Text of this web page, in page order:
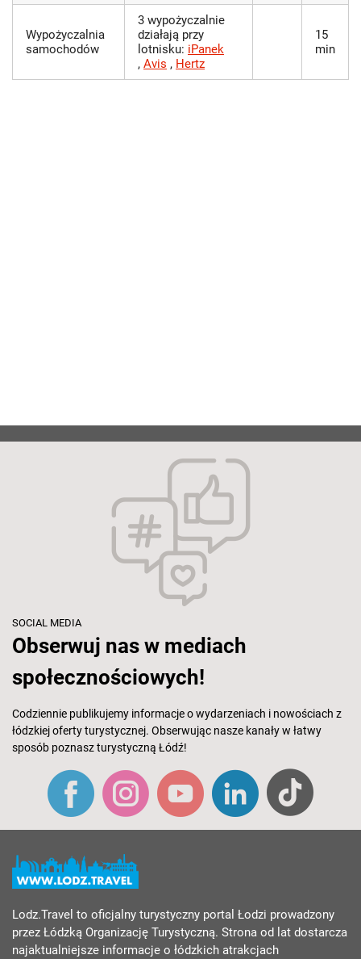
Wypożyczalnia
samochodów
3 wypożyczalnie
działają przy
lotnisku: iPanek
, Avis , Hertz
15
min
SOCIAL MEDIA
Obserwuj nas w mediach
społecznościowych!
Codziennie publikujemy informacje o wydarzeniach i nowościach z
łódzkiej oferty turystycznej. Obserwując nasze kanały w łatwy
sposób poznasz turystyczną Łódź!
Lodz.Travel to oficjalny turystyczny portal Łodzi prowadzony
przez Łódzką Organizację Turystyczną. Strona od lat dostarcza
najaktualniejsze informacje o łódzkich atrakcjach